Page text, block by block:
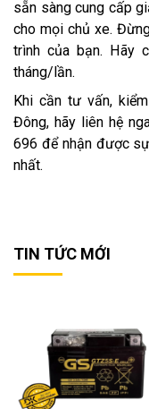
sẵn sàng cung cấp
cho mọi chủ xe.
trình của bạn. Hãy
tháng/lần.
Khi cần tư vấn,
Đông, hãy liên hệ
696 để nhận được
nhất.
TIN TỨC MỚI